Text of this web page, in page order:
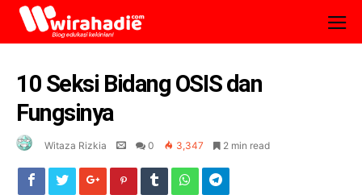
10 Seksi Bidang OSIS dan
Fungsinya
Witaza Rizkia 0 3,347 2 min read